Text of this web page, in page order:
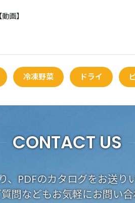
画】
冷凍野菜 ドライ
CONTACT US
、PDFのカタログをお送り
問などもお気軽にお問い合